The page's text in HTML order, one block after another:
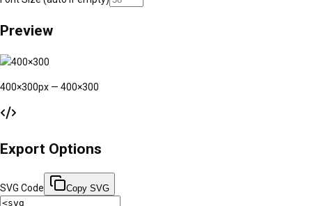
Preview
400×300px — 400×300
Export Options
SVG Code Copy SVG